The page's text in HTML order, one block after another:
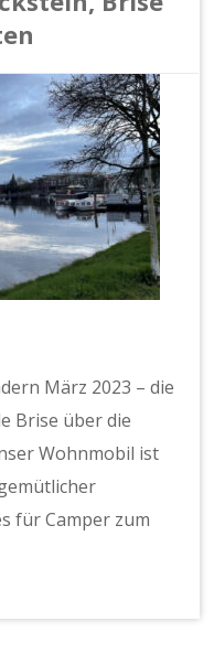
März 2023 – die
Brise über die
Wohnmobil ist
für Camper zum